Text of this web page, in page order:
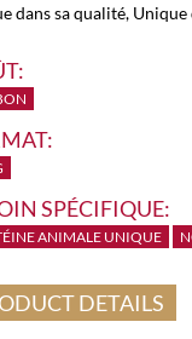
dans sa qualité, Unique
SPÉCIFIQUE:
ANIMALE UNIQUE
DETAILS